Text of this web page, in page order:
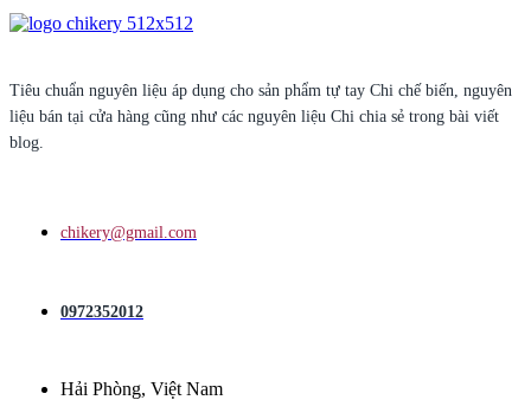
Tiêu chuẩn nguyên liệu áp dụng cho sản phẩm tự tay Chi chế biến, nguyên
liệu bán tại cửa hàng cũng như các nguyên liệu Chi chia sẻ trong bài viết
blog.
chikery@gmail.com
0972352012
Hải Phòng, Việt Nam